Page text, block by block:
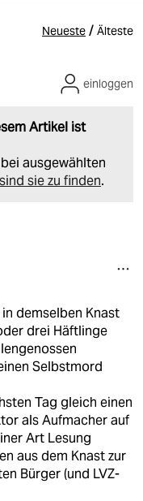
Neueste / Älteste
Artikel ist
ausgewählten
sie zu finden.
einloggen
demselben Knast
drei Häftlinge
Selbstmord
Tag gleich einen
als Aufmacher auf
Art Lesung
aus dem Knast zur
Bürger (und LVZ-